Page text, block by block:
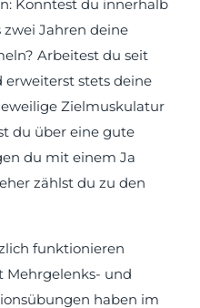
Konntest du innerhalb
Jahren deine
Arbeitest du seit
erweiterst stets deine
Zielmuskulatur
du über eine gute
du mit einem Ja
zählst du zu den
funktionieren
Mehrgelenks- und
haben im